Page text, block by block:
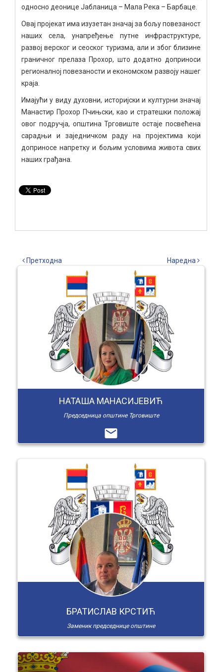
односно деонице Јабланица – Мала Река – Барбаце.
Овај пројекат има изузетан значај за бољу повезаност
наших села, унапређење путне инфраструктуре,
развој верског и сеоског туризма, али и због близине
граничног прелаза Проxoр, што додатно доприноси
регионалној повезаности и економском развоју нашег
краја.
Имајући у виду духовни, историјски и културни значај
Манастир Прохор Пчињски, као и стратешки положај
овог подручја, општина Трговиште остаје посвећена
сарадњи и заједничком раду на пројектима који
доприносе напретку и бољим условима живота свих
наших грађана.
Претходна Наредна
НАТАША МАНАСИЈЕВИЋ
Председница општине Трговиште
email
БРАТИСЛАВ КРСТИЋ
Заменик председнице општине